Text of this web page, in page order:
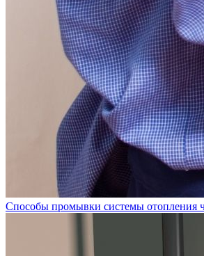
Способы промывки системы отопления